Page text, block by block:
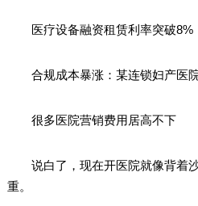
医疗设备融资租赁利率突破8%
合规成本暴涨：某连锁妇产医院
很多医院营销费用居高不下
说白了，现在开医院就像背着
重。